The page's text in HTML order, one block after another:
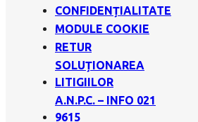
CONFIDENȚIALITATE
MODULE COOKIE
RETUR
SOLUȚIONAREA
LITIGIILOR
A.N.P.C. – INFO 021
9615